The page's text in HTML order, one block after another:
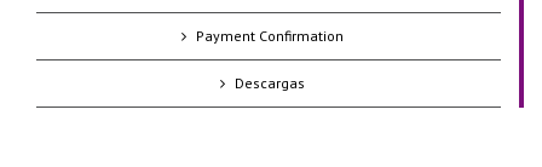
Payment Confirmation
Descargas